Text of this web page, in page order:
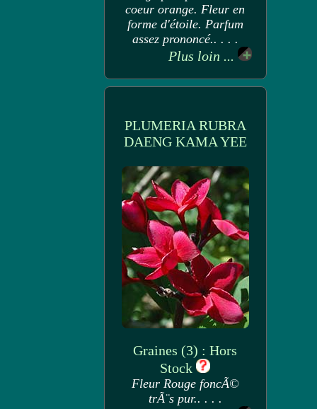
coeur orange. Fleur en
forme d'étoile. Parfum
assez prononcé.. . . .
Plus loin ...
PLUMERIA RUBRA
DAENG KAMA YEE
Graines (3) : Hors
Stock
Fleur Rouge foncÃ©
trÃ¨s pur.. . . .